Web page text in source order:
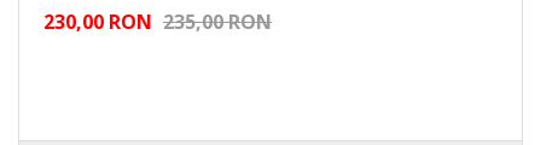
230,00 RON 235,00 RON